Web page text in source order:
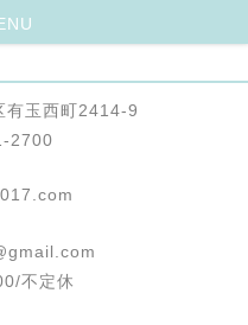
有玉西町2414-9
2700
不定休